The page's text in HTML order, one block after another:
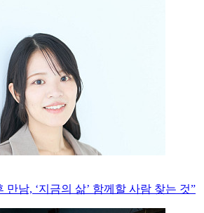
만남, ‘지금의 삶’ 함께할 사람 찾는 것”